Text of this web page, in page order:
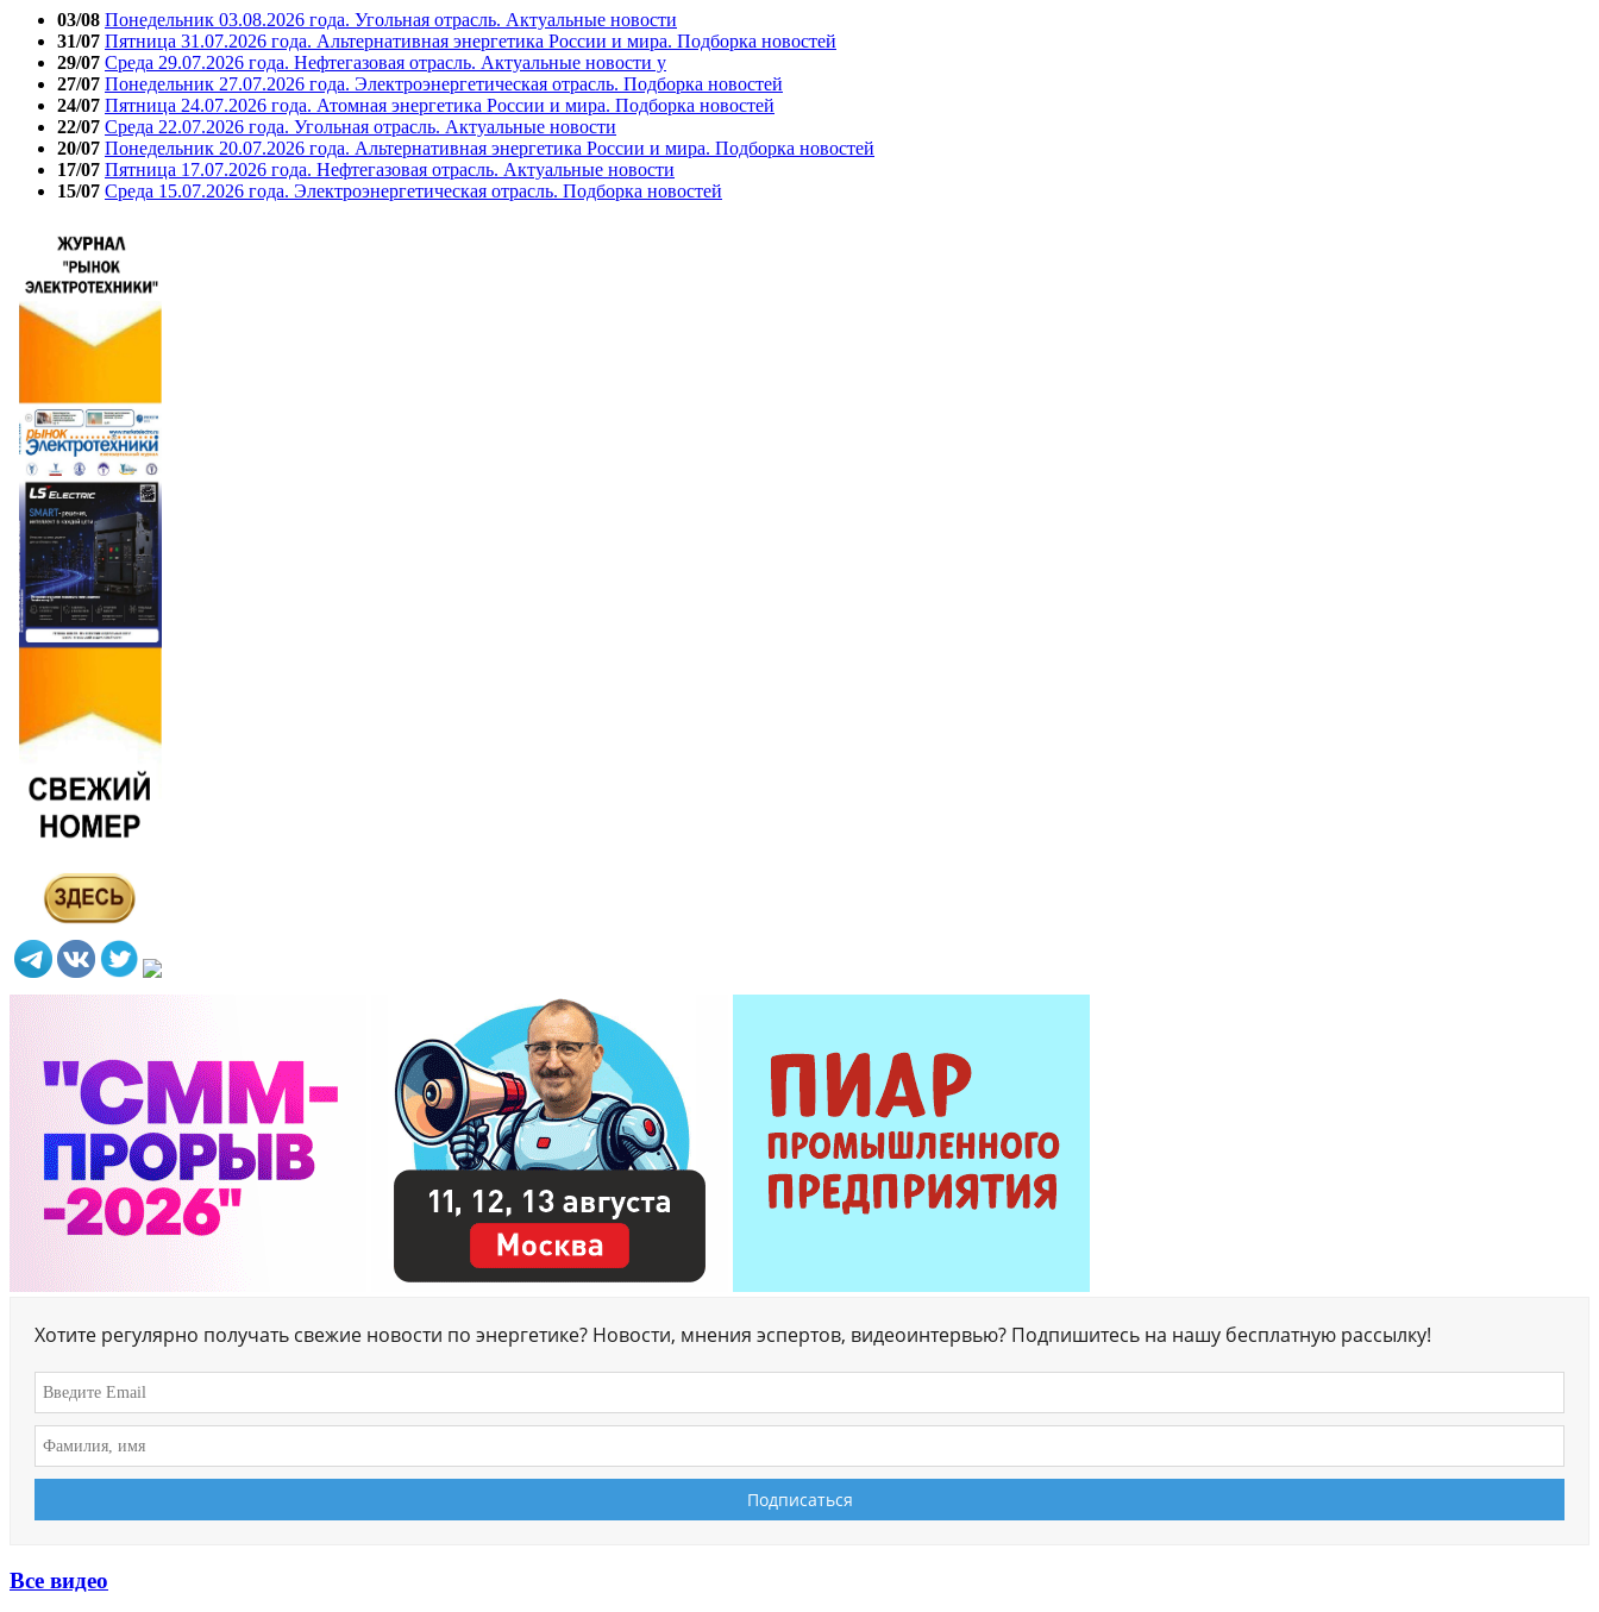
03/08 Понедельник 03.08.2026 года. Угольная отрасль. Актуальные новости
31/07 Пятница 31.07.2026 года. Альтернативная энергетика России и мира. Подборка новостей
29/07 Среда 29.07.2026 года. Нефтегазовая отрасль. Актуальные новости у
27/07 Понедельник 27.07.2026 года. Электроэнергетическая отрасль. Подборка новостей
24/07 Пятница 24.07.2026 года. Атомная энергетика России и мира. Подборка новостей
22/07 Среда 22.07.2026 года. Угольная отрасль. Актуальные новости
20/07 Понедельник 20.07.2026 года. Альтернативная энергетика России и мира. Подборка новостей
17/07 Пятница 17.07.2026 года. Нефтегазовая отрасль. Актуальные новости
15/07 Среда 15.07.2026 года. Электроэнергетическая отрасль. Подборка новостей
Хотите регулярно получать свежие новости по энергетике? Новости, мнения эспертов, видеоинтервью? Подпишитесь на нашу бесплатную рассылку!
Все видео